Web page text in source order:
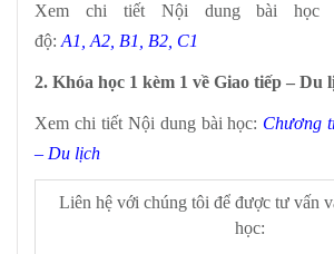
Xem chi tiết Nội dung bài học
độ: A1 A2 B1 B2 C1
2. Khóa học 1 kèm 1 về Giao tiếp – Du
Xem chi tiết Nội dung bài học: Chương
– Du lịch
Liên hệ với chúng tôi để được tư vấn
học: